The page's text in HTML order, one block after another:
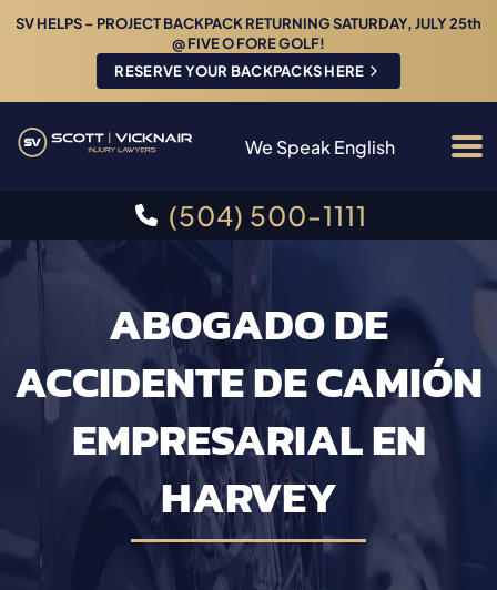
SV HELPS – PROJECT BACKPACK RETURNING SATURDAY, JULY 25th
@ FIVE O FORE GOLF!
RESERVE YOUR BACKPACKS HERE
We Speak English
(504) 500-1111
ABOGADO DE
ACCIDENTE DE CAMIÓN
EMPRESARIAL EN
HARVEY